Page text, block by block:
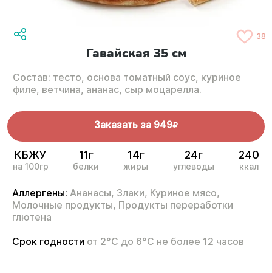
38
Гавайская 35 см
Состав: тесто, основа томатный соус, куриное
филе, ветчина, ананас, сыр моцарелла.
Заказать за 949R
КБЖУ
на 100гр
11г
белки
14г
жиры
24г
углеводы
240
ккал
Аллергены: Ананасы, Злаки, Куриное мясо,
Молочные продукты, Продукты переработки
глютена
Срок годности от 2°С до 6°С не более 12 часов